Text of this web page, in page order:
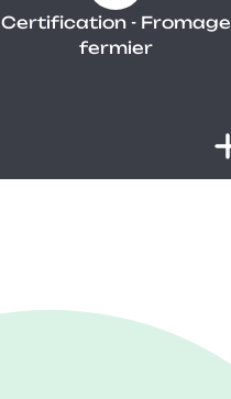
Certification - Fromage
fermier